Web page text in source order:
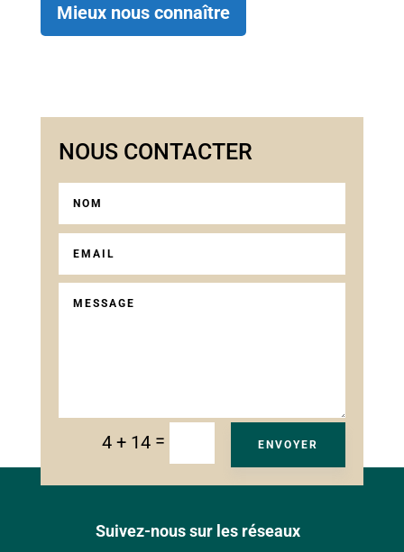
Mieux nous connaître
NOUS CONTACTER
4 + 14 = ENVOYER
Suivez-nous sur les réseaux